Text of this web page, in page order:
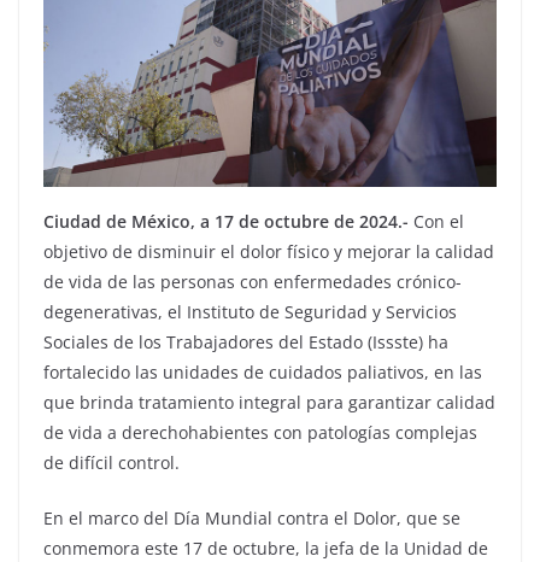
Ciudad de México, a 17 de octubre de 2024.- Con el
objetivo de disminuir el dolor físico y mejorar la calidad
de vida de las personas con enfermedades crónico-
degenerativas, el Instituto de Seguridad y Servicios
Sociales de los Trabajadores del Estado (Issste) ha
fortalecido las unidades de cuidados paliativos, en las
que brinda tratamiento integral para garantizar calidad
de vida a derechohabientes con patologías complejas
de difícil control.
En el marco del Día Mundial contra el Dolor, que se
conmemora este 17 de octubre, la jefa de la Unidad de